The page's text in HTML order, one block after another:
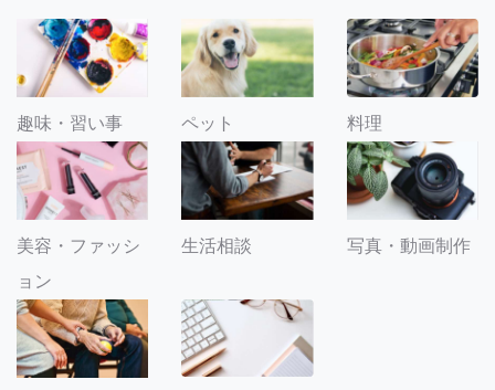
趣味・習い事 ペット 料理
美容・ファッシ
ョン
生活相談 写真・動画制作